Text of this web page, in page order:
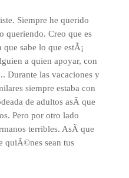
Siempre he querido
queriendo. Creo que es
sabe lo que estÃ¡
a quien apoyar, con
Durante las vacaciones y
siempre estaba con
de adultos asÃ­ que
Pero por otro lado
terribles. AsÃ­ que
quiÃ©nes sean tus